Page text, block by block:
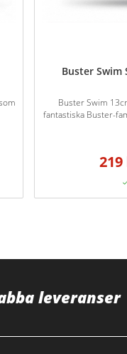
Buster Swim
Buster Swim
fantastiska Buster-
leveranser